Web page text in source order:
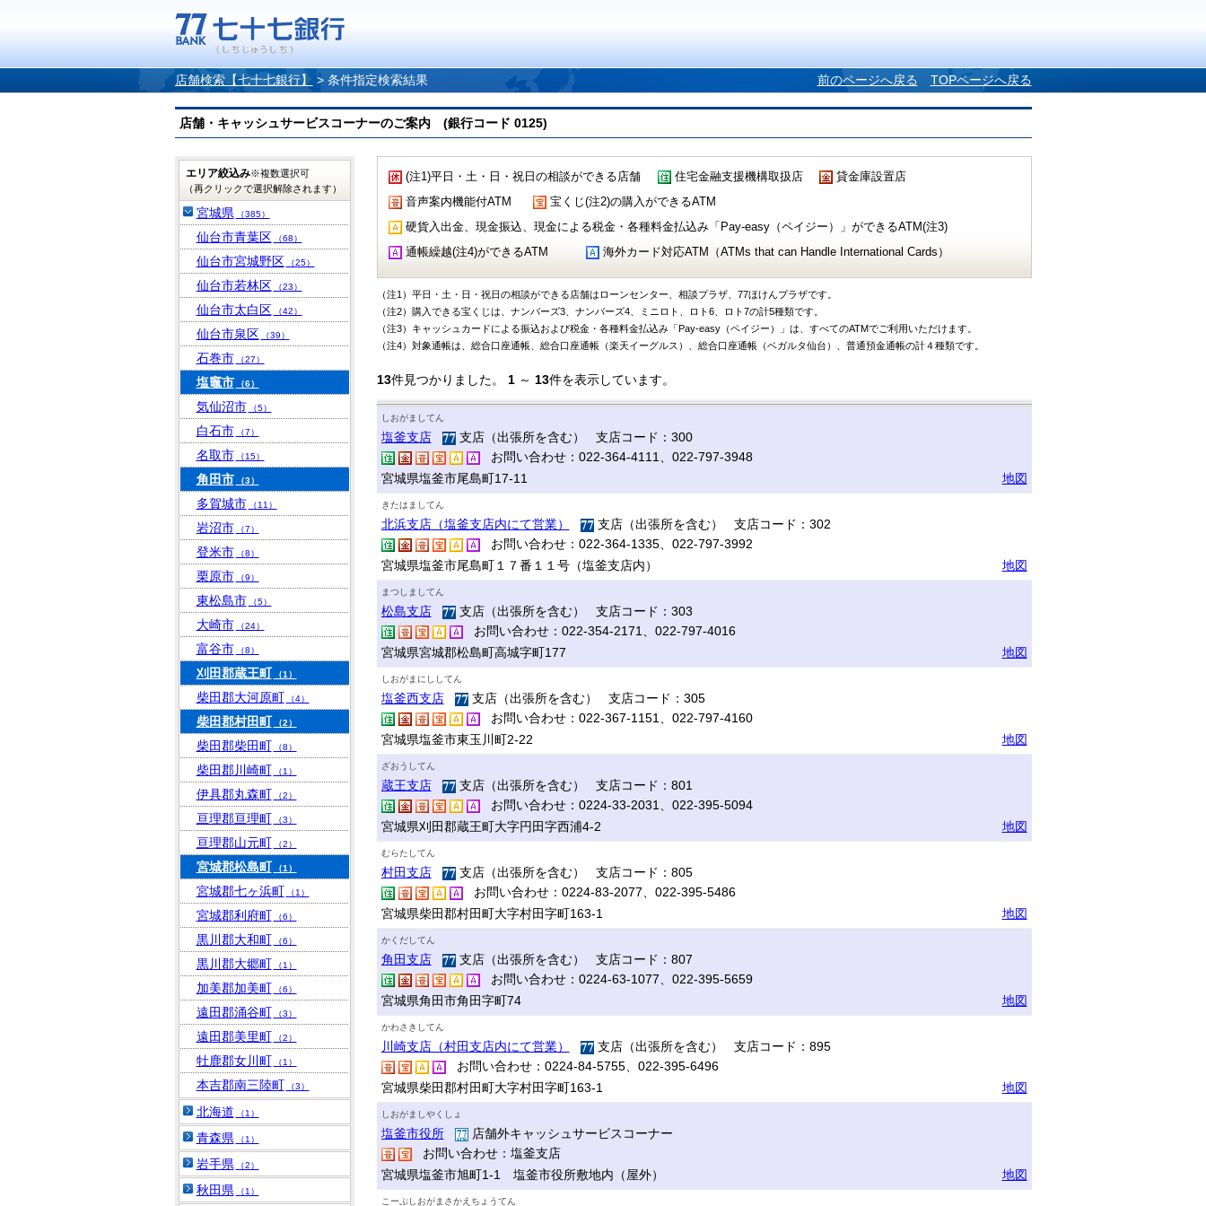
店舗検索【七十七銀行】 > 条件指定検索結果 前のページへ戻る TOPページへ戻る
店舗・キャッシュサービスコーナーのご案内 (銀行コード 0125)
(注1)平日・土・日・祝日の相談ができる店舗 住宅金融支援機構取扱店
貸金庫設置店
音声案内機能付ATM
宝くじ(注2)の購入ができるATM
硬貨入出金、現金振込、現金による税金・各種料金払込み「Pay-easy（ペイジー）」ができるATM(注3)
通帳繰越(注4)ができるATM
海外カード対応ATM（ATMs that can Handle International Cards）
（注1）平日・土・日・祝日の相談ができる店舗はローンセンター、相談プラザ、77ほけんプラザです。
（注2）購入できる宝くじは、ナンバーズ3、ナンバーズ4、ミニロト、ロト6、ロト7の計5種類です。
（注3）キャッシュカードによる振込および税金・各種料金払込み「Pay-easy（ペイジー）」は、すべてのATMでご利用いただけます。
（注4）対象通帳は、総合口座通帳、総合口座通帳（楽天イーグルス）、総合口座通帳（ベガルタ仙台）、普通預金通帳の計４種類です。
13件見つかりました。 1～ 13件を表示しています。
しおがましてん
塩釜支店
支店（出張所を含む） 支店コード：300
お問い合わせ：022-364-4111、022-797-3948
宮城県塩釜市尾島町17‐11
地図
きたはましてん
北浜支店（塩釜支店内にて営業）
支店（出張所を含む） 支店コード：302
お問い合わせ：022-364-1335、022-797-3992
宮城県塩釜市尾島町１７番１１号（塩釜支店内）
地図
まつしましてん
松島支店
支店（出張所を含む） 支店コード：303
お問い合わせ：022-354-2171、022-797-4016
宮城県宮城郡松島町高城字町177
地図
しおがまにししてん
塩釜西支店
支店（出張所を含む） 支店コード：305
お問い合わせ：022-367-1151、022-797-4160
宮城県塩釜市東玉川町2-22
地図
ざおうしてん
蔵王支店
支店（出張所を含む） 支店コード：801
お問い合わせ：0224-33-2031、022-395-5094
宮城県刈田郡蔵王町大字円田字西浦4-2
地図
むらたしてん
村田支店
支店（出張所を含む） 支店コード：805
お問い合わせ：0224-83-2077、022-395-5486
宮城県柴田郡村田町大字村田字町163-1
地図
かくだしてん
角田支店
支店（出張所を含む） 支店コード：807
お問い合わせ：0224-63-1077、022-395-5659
宮城県角田市角田字町74
地図
かわさきしてん
川崎支店（村田支店内にて営業）
支店（出張所を含む） 支店コード：895
お問い合わせ：0224-84-5755、022-395-6496
宮城県柴田郡村田町大字村田字町163-1
地図
しおがましやくしょ
塩釜市役所
店舗外キャッシュサービスコーナー
お問い合わせ：塩釜支店
宮城県塩釜市旭町1-1 塩釜市役所敷地内（屋外）
地図
こーぷしおがまさかえちょうてん
エリア絞込み※複数選択可
（再クリックで選択解除されます）
宮城県 （385）
仙台市青葉区 （68）
仙台市宮城野区 （25）
仙台市若林区 （23）
仙台市太白区 （42）
仙台市泉区 （39）
石巻市 （27）
塩竈市 （6）
気仙沼市 （5）
白石市 （7）
名取市 （15）
角田市 （3）
多賀城市 （11）
岩沼市 （7）
登米市 （8）
栗原市 （9）
東松島市 （5）
大崎市 （24）
富谷市 （8）
刈田郡蔵王町 （1）
柴田郡大河原町 （4）
柴田郡村田町 （2）
柴田郡柴田町 （8）
柴田郡川崎町 （1）
伊具郡丸森町 （2）
亘理郡亘理町 （3）
亘理郡山元町 （2）
宮城郡松島町 （1）
宮城郡七ヶ浜町 （1）
宮城郡利府町 （6）
黒川郡大和町 （6）
黒川郡大郷町 （1）
加美郡加美町 （6）
遠田郡涌谷町 （3）
遠田郡美里町 （2）
牡鹿郡女川町 （1）
本吉郡南三陸町 （3）
北海道 （1）
青森県 （1）
岩手県 （2）
秋田県 （1）